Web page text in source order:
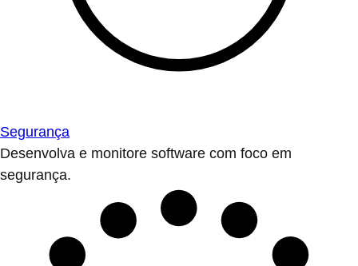
Segurança
Desenvolva e monitore software com foco em
segurança.